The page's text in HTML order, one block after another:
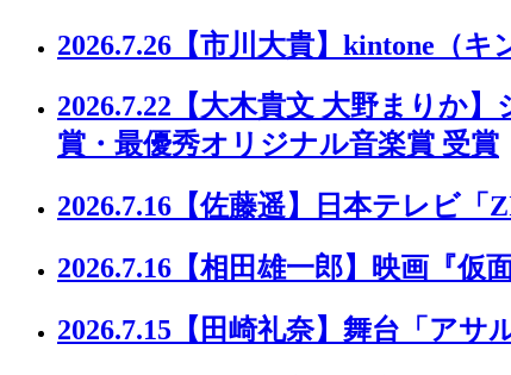
2026.7.26 【市川大貴】kintone（
2026.7.22 【大木貴文 大野まりか
賞・最優秀オリジナル音楽賞 受賞
2026.7.16 【佐藤遥】日本テレビ「
2026.7.16 【相田雄一郎】映画『仮
2026.7.15 【田崎礼奈】舞台「アサ